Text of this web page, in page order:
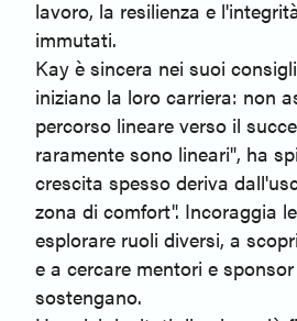
lavoro, la resilienza e
immutati.
Kay è sincera nei suoi
iniziano la loro carriera: non
percorso lineare verso il
raramente sono lineari", ha
crescita spesso deriva
zona di comfort". Incoraggia
esplorare ruoli diversi, a
e a cercare mentori e
sostengano.